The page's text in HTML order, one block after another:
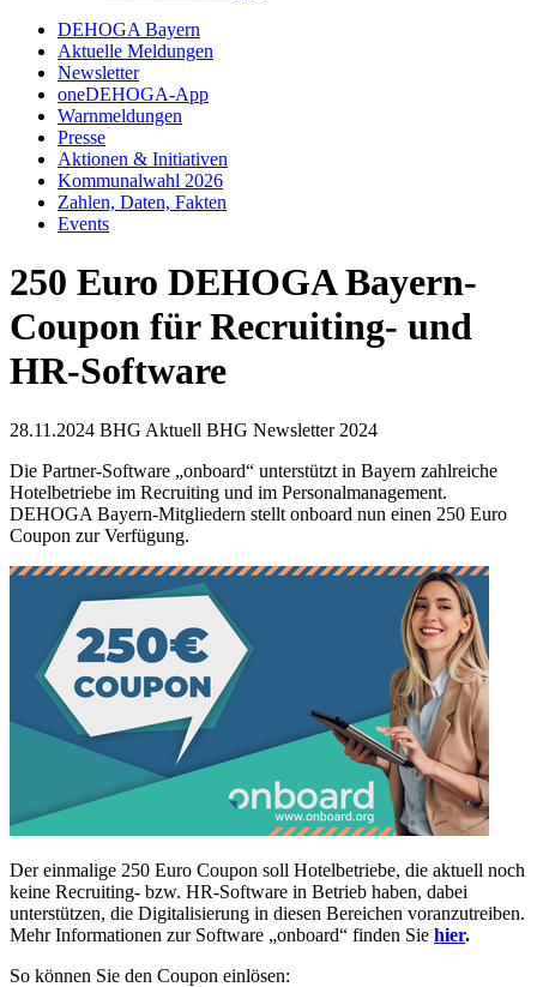
DEHOGA Bayern
Aktuelle Meldungen
Newsletter
oneDEHOGA-App
Warnmeldungen
Presse
Aktionen & Initiativen
Kommunalwahl 2026
Zahlen, Daten, Fakten
Events
250 Euro DEHOGA Bayern-
Coupon für Recruiting- und
HR-Software
28.11.2024 BHG Aktuell BHG Newsletter 2024
Die Partner-Software „onboard“ unterstützt in Bayern zahlreiche
Hotelbetriebe im Recruiting und im Personalmanagement.
DEHOGA Bayern-Mitgliedern stellt onboard nun einen 250 Euro
Coupon zur Verfügung.
Der einmalige 250 Euro Coupon soll Hotelbetriebe, die aktuell noch
keine Recruiting- bzw. HR-Software in Betrieb haben, dabei
unterstützen, die Digitalisierung in diesen Bereichen voranzutreiben.
Mehr Informationen zur Software „onboard“ finden Sie hier.
So können Sie den Coupon einlösen: